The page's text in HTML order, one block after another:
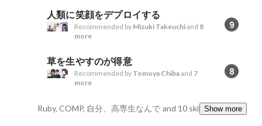
人類に笑顔をデプロイする
9
Recommended by Mizuki Takeuchiand 8
more
草を生やすのが得意
8
Recommended by Tomoya Chibaand 7
more
Ruby, COMP, 自分、高専生なんで and 10 skillsShow more